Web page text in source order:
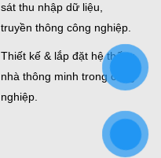
sát thu nhập dữ liệu,
truyền thông công nghiệp.
Thiết kế & lắp đặt hệ thống
nhà thông minh trong công
nghiệp.